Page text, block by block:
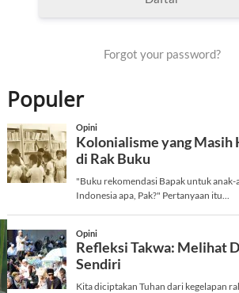
Forgot your password?
Populer